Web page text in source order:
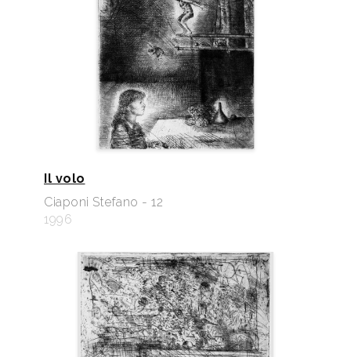
Il volo
Ciaponi Stefano - 12
1996